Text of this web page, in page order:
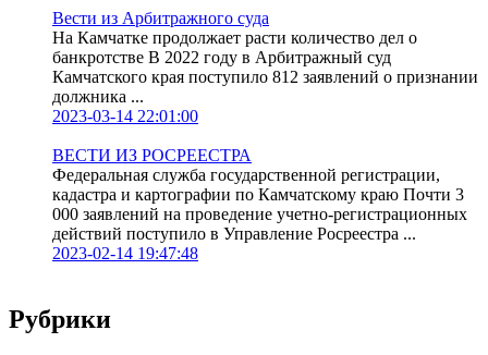
Вести из Арбитражного суда
На Камчатке продолжает расти количество дел о
банкротстве В 2022 году в Арбитражный суд
Камчатского края поступило 812 заявлений о признании
должника ...
2023-03-14 22:01:00
ВЕСТИ ИЗ РОСРЕЕСТРА
Федеральная служба государственной регистрации,
кадастра и картографии по Камчатскому краю Почти 3
000 заявлений на проведение учетно-регистрационных
действий поступило в Управление Росреестра ...
2023-02-14 19:47:48
Рубрики